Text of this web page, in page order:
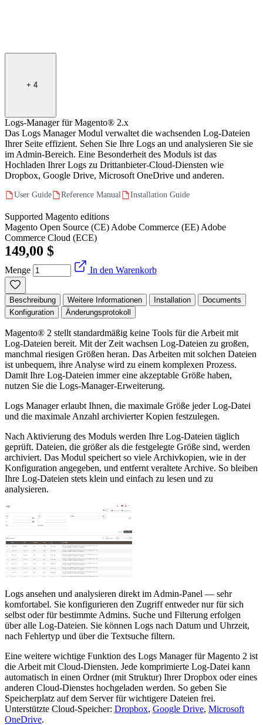
+ 4
Logs-Manager für Magento® 2.x
Das Logs Manager Modul verwaltet die wachsenden Log-Dateien
Ihrer Seite effizient. Sehen Sie Ihre Logs an und analysieren Sie sie
im Admin-Bereich. Eine Besonderheit des Moduls ist das
Hochladen Ihrer Logs zu Drittanbieter-Cloud-Diensten wie
Dropbox, Google Drive, Microsoft OneDrive und anderen.
User Guide Reference Manual Installation Guide
Supported Magento editions
Magento Open Source (CE) Adobe Commerce (EE) Adobe
Commerce Cloud (ECE)
149,00 $
Menge In den Warenkorb
Beschreibung Weitere Informationen Installation
Documents
Konfiguration
Änderungsprotokoll
Magento® 2 stellt standardmäßig keine Tools für die Arbeit mit
Log-Dateien bereit. Mit der Zeit wachsen Log-Dateien zu großen,
manchmal riesigen Größen heran. Das Arbeiten mit solchen Dateien
ist unbequem, ihre Analyse wird zu einem komplexen Prozess.
Damit Ihre Log-Dateien immer eine akzeptable Größe haben,
nutzen Sie die Logs-Manager-Erweiterung.
Logs Manager erlaubt Ihnen, die maximale Größe jeder Log-Datei
und die maximale Anzahl archivierter Kopien festzulegen.
Nach Aktivierung des Moduls werden Ihre Log-Dateien täglich
geprüft. Dateien, die größer als die festgelegte Größe sind, werden
archiviert. Das Modul speichert so viele Archivkopien, wie in der
Konfiguration angegeben, und entfernt veraltete Archive. So bleiben
Ihre Log-Dateien stets klein und einfach zu lesen und zu
analysieren.
Logs ansehen und analysieren direkt im Admin-Panel — sehr
komfortabel. Sie konfigurieren den Zugriff entweder nur für sich
selbst oder für bestimmte Admins. Suche und Filterung erfolgen
über alle Log-Dateien. Sie können Logs nach Datum und Uhrzeit,
nach Fehlertyp und über die Textsuche filtern.
Eine weitere wichtige Funktion des Logs Manager für Magento 2 ist
die Arbeit mit Cloud-Diensten. Jede komprimierte Log-Datei kann
automatisch in einen Ordner (mit Struktur) Ihrer Dropbox oder eines
anderen Cloud-Dienstes hochgeladen werden. So geben Sie
Speicherplatz auf dem Server für wichtigere Dateien frei.
Unterstützte Cloud-Speicher: Dropbox, Google Drive, Microsoft
OneDrive.